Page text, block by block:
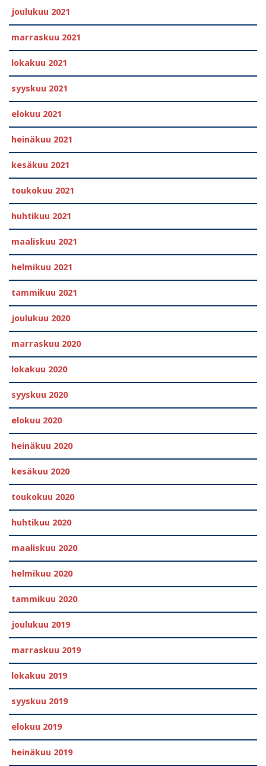
joulukuu 2021
marraskuu 2021
lokakuu 2021
syyskuu 2021
elokuu 2021
heinäkuu 2021
kesäkuu 2021
toukokuu 2021
huhtikuu 2021
maaliskuu 2021
helmikuu 2021
tammikuu 2021
joulukuu 2020
marraskuu 2020
lokakuu 2020
syyskuu 2020
elokuu 2020
heinäkuu 2020
kesäkuu 2020
toukokuu 2020
huhtikuu 2020
maaliskuu 2020
helmikuu 2020
tammikuu 2020
joulukuu 2019
marraskuu 2019
lokakuu 2019
syyskuu 2019
elokuu 2019
heinäkuu 2019